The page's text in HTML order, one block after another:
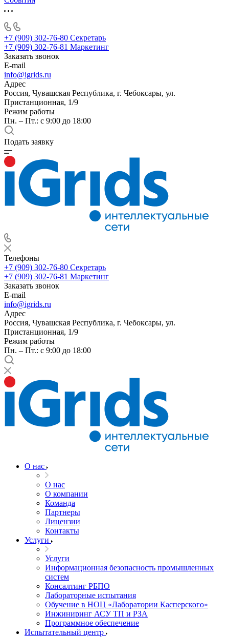
+7 (909) 302-76-80 Секретарь
+7 (909) 302-76-81 Маркетинг
Заказать звонок
E-mail
info@igrids.ru
Адрес
Россия, Чувашская Республика, г. Чебоксары, ул.
Пристанционная, 1/9
Режим работы
Пн. – Пт.: с 9:00 до 18:00
Подать заявку
Телефоны
+7 (909) 302-76-80 Секретарь
+7 (909) 302-76-81 Маркетинг
Заказать звонок
E-mail
info@igrids.ru
Адрес
Россия, Чувашская Республика, г. Чебоксары, ул.
Пристанционная, 1/9
Режим работы
Пн. – Пт.: с 9:00 до 18:00
О нас
О нас
О компании
Команда
Партнеры
Лицензии
Контакты
Услуги
Услуги
Информационная безопасность промышленных
систем
Консалтинг РБПО
Лабораторные испытания
Обучение в НОЦ «Лаборатории Касперского»
Инжиниринг АСУ ТП и РЗА
Программное обеспечение
Испытательный центр